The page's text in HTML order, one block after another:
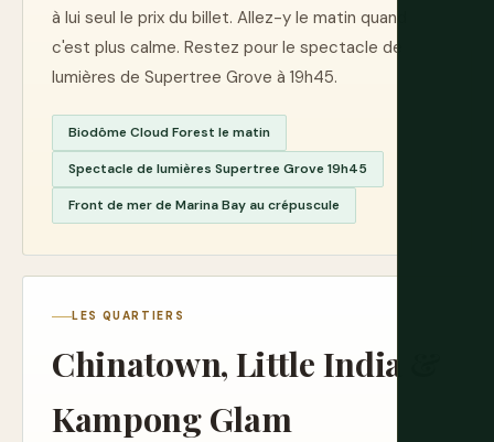
à lui seul le prix du billet. Allez-y le matin quand
c'est plus calme. Restez pour le spectacle de
lumières de Supertree Grove à 19h45.
Biodôme Cloud Forest le matin
Spectacle de lumières Supertree Grove 19h45
Front de mer de Marina Bay au crépuscule
LES QUARTIERS
Chinatown, Little India &
Kampong Glam